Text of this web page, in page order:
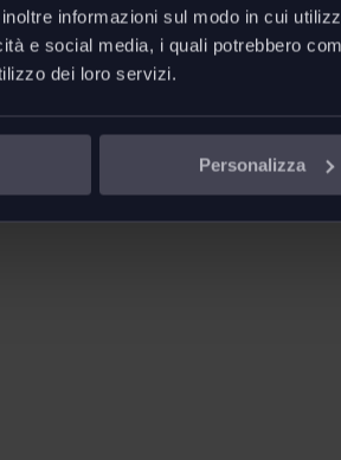
informazioni sul modo in cui
e social media, i quali potrebbero
dei loro servizi.
Personalizza
esaurimento scorte.
epoxy
grigio perla